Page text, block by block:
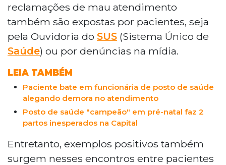
reclamações de mau atendimento
também são expostas por pacientes, seja
pela Ouvidoria do SUS (Sistema Único de
Saúde) ou por denúncias na mídia.
LEIA TAMBÉM
Paciente bate em funcionária de posto de saúde
alegando demora no atendimento
Posto de saúde "campeão" em pré-natal faz 2
partos inesperados na Capital
Entretanto, exemplos positivos também
surgem nesses encontros entre pacientes